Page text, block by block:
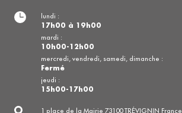
1 place de la Mairie 73100 TRÉVIGNIN France
lundi :
17h00 à 19h00
mardi :
10h00-12h00
mercredi, vendredi, samedi, dimanche :
Fermé
jeudi :
15h00-17h00